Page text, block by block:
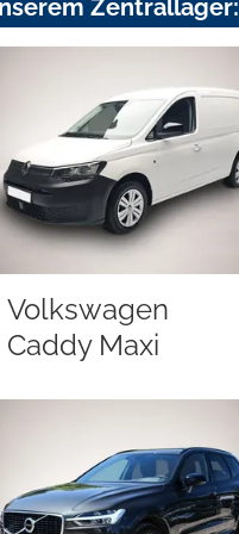
Zentrallager:
Volkswagen
Caddy Maxi